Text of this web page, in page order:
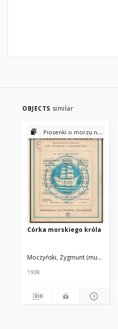
OBJECTS similar
Piosenki o morzu nagrodzone na konkursie Ligi Morskiej i Kolonialnej
Córka morskiego króla
Moczyński, Zygmunt (muzyka)
1938